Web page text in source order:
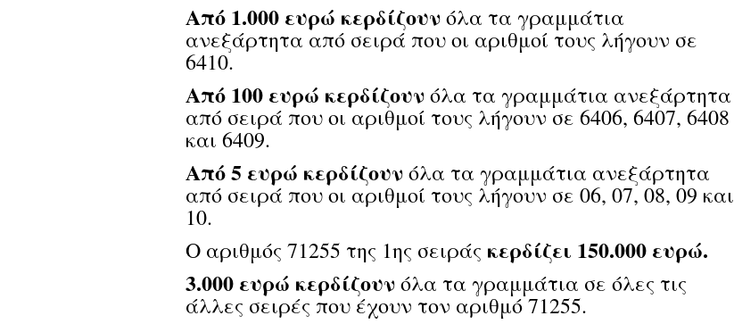
Από 1.000 ευρώ κερδίζουνόλα τα γραμμάτια
ανεξάρτητα από σειρά που οι αριθμοί τους λήγουν σε
6410.
Από 100 ευρώ κερδίζουνόλα τα γραμμάτια ανεξάρτητα
από σειρά που οι αριθμοί τους λήγουν σε 6406, 6407, 6408
και 6409.
Από 5 ευρώ κερδίζουνόλα τα γραμμάτια ανεξάρτητα
από σειρά που οι αριθμοί τους λήγουν σε 06, 07, 08, 09 και
10.
Ο αριθμός 71255 της 1ης σειράς κερδίζει 150.000 ευρώ.
3.000 ευρώ κερδίζουνόλα τα γραμμάτια σε όλες τις
άλλες σειρές που έχουν τον αριθμό 71255.